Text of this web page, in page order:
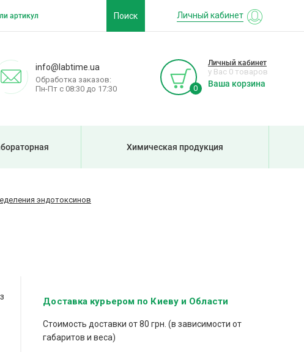
Поиск Личный кабинет
info@labtime.ua
Обработка заказов:
Пн-Пт с 08:30 до 17:30
0
Личный кабинет
у Вас 0 товаров
Ваша корзина
Химическая продукция
эндотоксинов
Доставка курьером по Киеву и Области
Стоимость доставки от 80 грн. (в зависимости от
габаритов и веса)